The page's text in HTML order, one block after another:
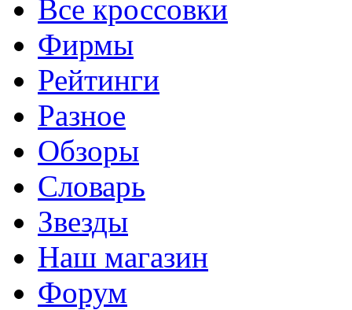
Все кроссовки
Фирмы
Рейтинги
Разное
Обзоры
Словарь
Звезды
Наш магазин
Форум